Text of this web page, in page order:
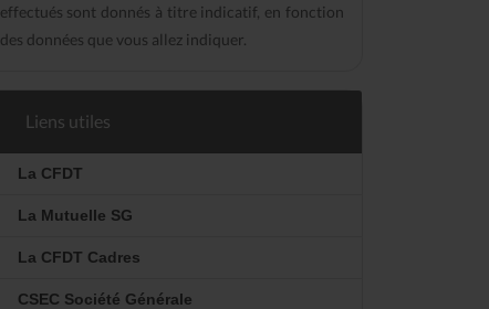
effectués sont donnés à titre indicatif, en fonction
des données que vous allez indiquer.
Liens utiles
La CFDT
La Mutuelle SG
La CFDT Cadres
CSEC Société Générale